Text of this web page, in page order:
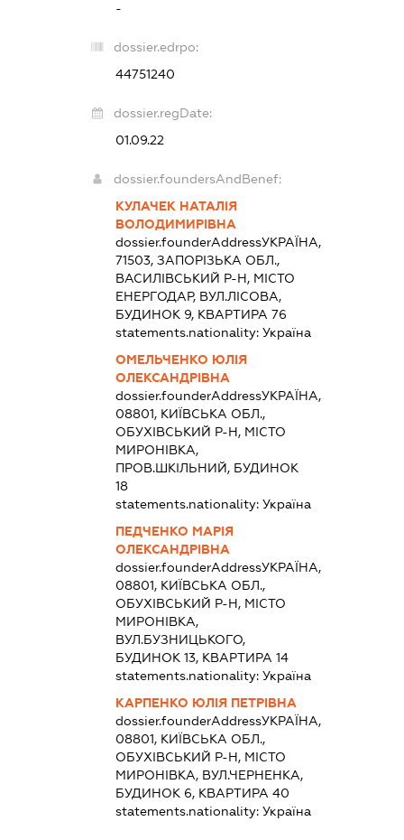
-
dossier.edrpo:
44751240
dossier.regDate:
01.09.22
dossier.foundersAndBenef:
КУЛАЧЕК НАТАЛІЯ
ВОЛОДИМИРІВНА
dossier.founderAddressУКРАЇНА,
71503, ЗАПОРІЗЬКА ОБЛ.,
ВАСИЛІВСЬКИЙ Р-Н, МІСТО
ЕНЕРГОДАР, ВУЛ.ЛІСОВА,
БУДИНОК 9, КВАРТИРА 76
statements.nationality:Україна
ОМЕЛЬЧЕНКО ЮЛІЯ
ОЛЕКСАНДРІВНА
dossier.founderAddressУКРАЇНА,
08801, КИЇВСЬКА ОБЛ.,
ОБУХІВСЬКИЙ Р-Н, МІСТО
МИРОНІВКА,
ПРОВ.ШКІЛЬНИЙ, БУДИНОК
18
statements.nationality:Україна
ПЕДЧЕНКО МАРІЯ
ОЛЕКСАНДРІВНА
dossier.founderAddressУКРАЇНА,
08801, КИЇВСЬКА ОБЛ.,
ОБУХІВСЬКИЙ Р-Н, МІСТО
МИРОНІВКА,
ВУЛ.БУЗНИЦЬКОГО,
БУДИНОК 13, КВАРТИРА 14
statements.nationality:Україна
КАРПЕНКО ЮЛІЯ ПЕТРІВНА
dossier.founderAddressУКРАЇНА,
08801, КИЇВСЬКА ОБЛ.,
ОБУХІВСЬКИЙ Р-Н, МІСТО
МИРОНІВКА, ВУЛ.ЧЕРНЕНКА,
БУДИНОК 6, КВАРТИРА 40
statements.nationality:Україна